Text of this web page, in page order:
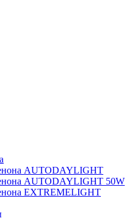
AUTODAYLIGHT
AUTODAYLIGHT 50W
EXTREMELIGHT